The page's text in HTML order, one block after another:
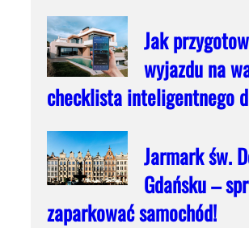
Jak
wyjazdu na
checklista inteligentnego
Jarmark św.
Gdańsku –
zaparkować samochód!